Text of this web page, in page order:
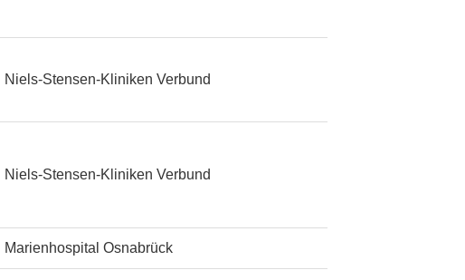
Niels-Stensen-Kliniken Verbund
Niels-Stensen-Kliniken Verbund
Marienhospital Osnabrück